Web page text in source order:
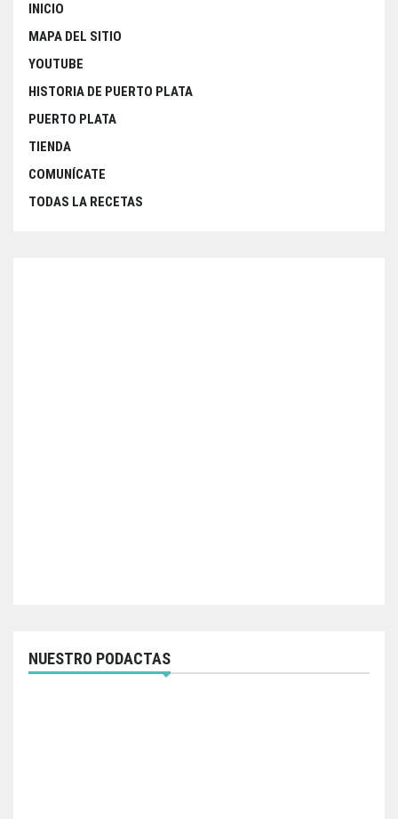
INICIO
MAPA DEL SITIO
YOUTUBE
HISTORIA DE PUERTO PLATA
PUERTO PLATA
TIENDA
COMUNÍCATE
TODAS LA RECETAS
NUESTRO PODACTAS